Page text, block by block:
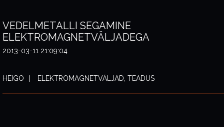
VEDELMETALLI SEGAMINE
ELEKTROMAGNETVÄLJADEGA
2013-03-11 21:09:04
HEIGO ELEKTROMAGNETVÄLJAD, TEADUS